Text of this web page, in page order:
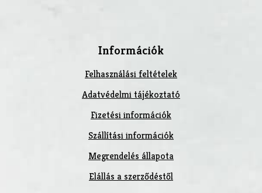
Információk
Felhasználási feltételek
Adatvédelmi tájékoztató
Fizetési információk
Szállítási információk
Megrendelés állapota
Elállás a szerződéstől